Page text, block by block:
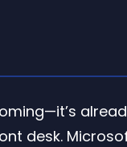
desk.